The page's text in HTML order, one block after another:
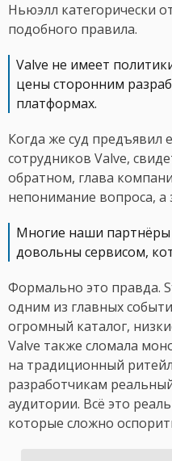
Ньюэлл категорически
подобного правила.
Valve не имеет
цены сторонним
платформах.
Когда же суд предъявил
сотрудников Valve,
обратном, глава
непонимание вопроса, а
Многие наши партнёры
довольны сервисом,
Формально это правда.
одним из главных
огромный каталог,
Valve также сломала
на традиционный
разработчикам
аудитории. Всё это
которые сложно